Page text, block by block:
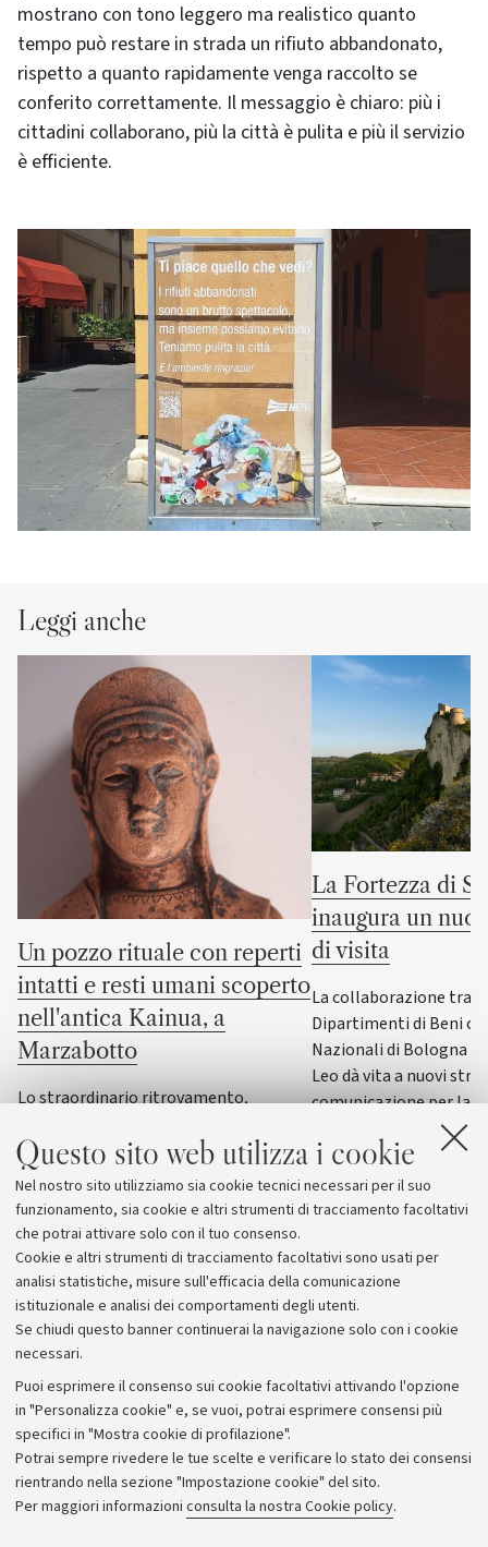
Questo sito web utilizza i cookie
Nel nostro sito utilizziamo sia cookie tecnici necessari per il suo
funzionamento, sia cookie e altri strumenti di tracciamento facoltativi
che potrai attivare solo con il tuo consenso.
Cookie e altri strumenti di tracciamento facoltativi sono usati per
analisi statistiche, misure sull'efficacia della comunicazione
istituzionale e analisi dei comportamenti degli utenti.
Se chiudi questo banner continuerai la navigazione solo con i cookie
necessari.
Puoi esprimere il consenso sui cookie facoltativi attivando l'opzione
in "Personalizza cookie" e, se vuoi, potrai esprimere consensi più
specifici in "Mostra cookie di profilazione".
Potrai sempre rivedere le tue scelte e verificare lo stato dei consensi
rientrando nella sezione "Impostazione cookie" del sito.
Per maggiori informazioni consulta la nostra Cookie policy.
mostrano con tono leggero ma realistico quanto
tempo può restare in strada un rifiuto abbandonato,
rispetto a quanto rapidamente venga raccolto se
conferito correttamente. Il messaggio è chiaro: più i
cittadini collaborano, più la città è pulita e più il servizio
è efficiente.
Leggi anche
Un pozzo rituale con reperti
intatti e resti umani scoperto
nell'antica Kainua, a
Marzabotto
Lo straordinario ritrovamento,
svela la sacralità dell’acqua e offre
nuove conoscenze sui riti di fondazione
delle città etrusche
La Fortezza di
inaugura un
di visita
La collaborazione tra il
Dipartimenti di Beni
Nazionali di Bologna e
Leo dà vita a nuovi
comunicazione per la
Archivio
Comunicati stampa
Redazione
Rassegna stampa